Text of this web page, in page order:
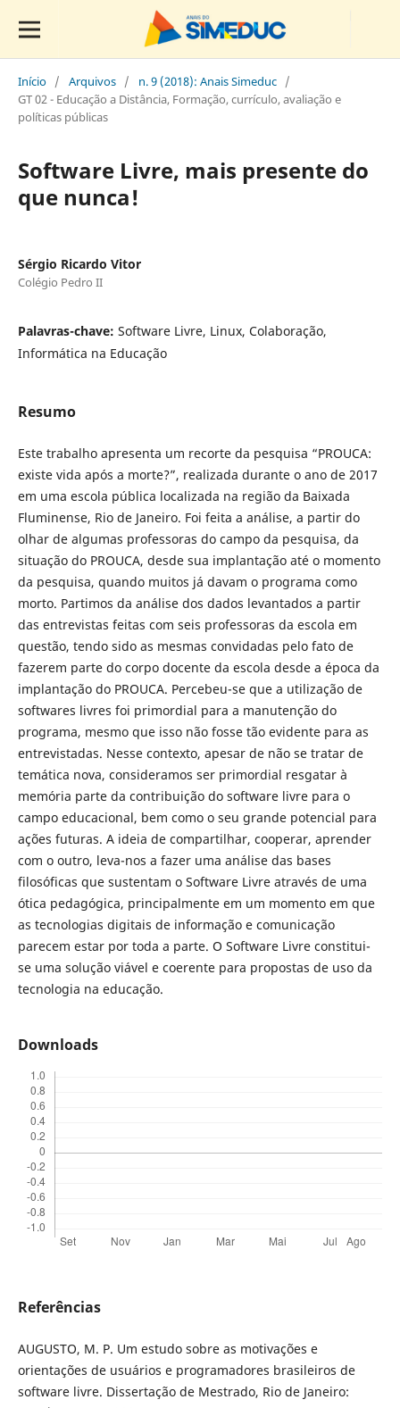
Início / Arquivos / n. 9 (2018): Anais Simeduc /
GT 02 - Educação a Distância, Formação, currículo, avaliação e
políticas públicas
Software Livre, mais presente do
que nunca!
Sérgio Ricardo Vitor
Colégio Pedro II
Palavras-chave: Software Livre, Linux, Colaboração,
Informática na Educação
Resumo
Este trabalho apresenta um recorte da pesquisa “PROUCA:
existe vida após a morte?”, realizada durante o ano de 2017
em uma escola pública localizada na região da Baixada
Fluminense, Rio de Janeiro. Foi feita a análise, a partir do
olhar de algumas professoras do campo da pesquisa, da
situação do PROUCA, desde sua implantação até o momento
da pesquisa, quando muitos já davam o programa como
morto. Partimos da análise dos dados levantados a partir
das entrevistas feitas com seis professoras da escola em
questão, tendo sido as mesmas convidadas pelo fato de
fazerem parte do corpo docente da escola desde a época da
implantação do PROUCA. Percebeu-se que a utilização de
softwares livres foi primordial para a manutenção do
programa, mesmo que isso não fosse tão evidente para as
entrevistadas. Nesse contexto, apesar de não se tratar de
temática nova, consideramos ser primordial resgatar à
memória parte da contribuição do software livre para o
campo educacional, bem como o seu grande potencial para
ações futuras. A ideia de compartilhar, cooperar, aprender
com o outro, leva-nos a fazer uma análise das bases
filosóficas que sustentam o Software Livre através de uma
ótica pedagógica, principalmente em um momento em que
as tecnologias digitais de informação e comunicação
parecem estar por toda a parte. O Software Livre constitui-
se uma solução viável e coerente para propostas de uso da
tecnologia na educação.
Downloads
Referências
AUGUSTO, M. P. Um estudo sobre as motivações e
orientações de usuários e programadores brasileiros de
software livre. Dissertação de Mestrado, Rio de Janeiro: